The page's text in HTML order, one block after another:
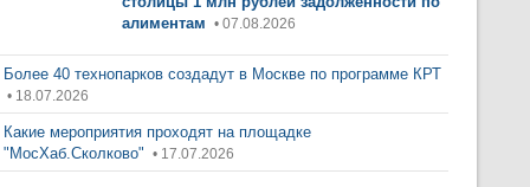
алиментам • 07.08.2026
Более 40 технопарков создадут в Москве по программе КРТ
• 18.07.2026
Какие мероприятия проходят на площадке
"МосХаб.Сколково" • 17.07.2026